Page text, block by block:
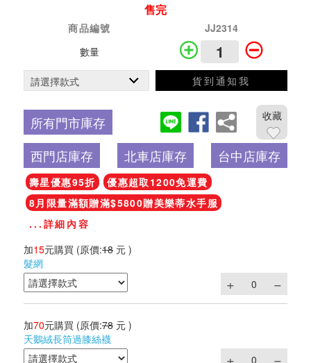
售完
商品編號
JJ2314
數量
貨到通知我
所有門市庫存 收藏
西門店庫存 北車店庫存 台中店庫存
壽星優惠95折
優惠超取1200免運費
8月限量滿額贈滿$5800贈美樂蒂水手服
...詳細內容
加15元購買 (原價:18 元 )
髮網
加70元購買 (原價:78 元 )
天鵝絨長筒過膝絲襪